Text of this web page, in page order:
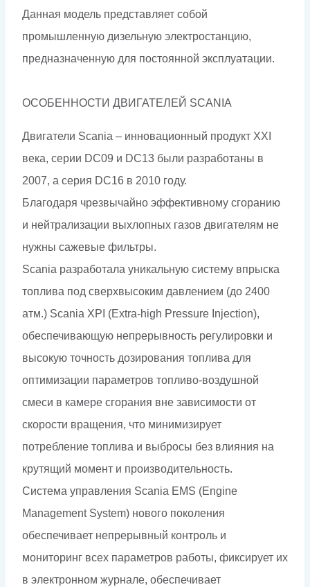
Данная модель представляет собой
промышленную дизельную электростанцию,
предназначенную для постоянной эксплуатации.
ОСОБЕННОСТИ ДВИГАТЕЛЕЙ SCANIA
Двигатели Scania – инновационный продукт XXI
века, серии DC09 и DC13 были разработаны в
2007, а серия DC16 в 2010 году.
Благодаря чрезвычайно эффективному сгоранию
и нейтрализации выхлопных газов двигателям не
нужны сажевые фильтры.
Scania разработала уникальную систему впрыска
топлива под сверхвысоким давлением (до 2400
атм.) Scania XPI (Extra-high Pressure Injection),
обеспечивающую непрерывность регулировки и
высокую точность дозирования топлива для
оптимизации параметров топливо-воздушной
смеси в камере сгорания вне зависимости от
скорости вращения, что минимизирует
потребление топлива и выбросы без влияния на
крутящий момент и производительность.
Система управления Scania EMS (Engine
Management System) нового поколения
обеспечивает непрерывный контроль и
мониторинг всех параметров работы, фиксирует их
в электронном журнале, обеспечивает